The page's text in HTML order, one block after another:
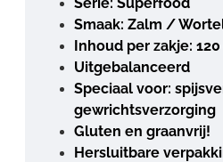
Smaak: Zalm /
Inhoud per zakje:
Uitgebalanceerd
Speciaal voor:
gewrichtsverzorging
Gluten en graanvrij!
Hersluitbare